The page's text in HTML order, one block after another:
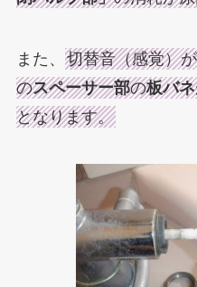
また、 切替音（感覚）
のスペーサー部の板バネ
となります。